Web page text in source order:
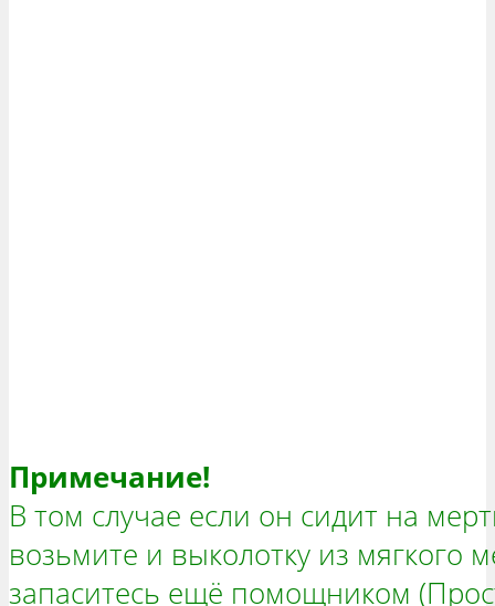
Примечание!
В том случае если он сидит на
возьмите и выколотку из мягкого
запаситесь ещё помощником